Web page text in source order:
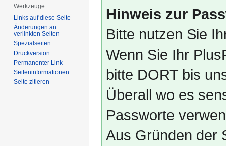
Hinweis zur
Bitte nutzen Sie
Wenn Sie Ihr
bitte DORT bis
Überall wo es
Passworte
Aus Gründen der
Werkzeuge
Links auf diese Seite
Änderungen an
verlinkten Seiten
Spezialseiten
Druckversion
Permanenter Link
Seiten­­informationen
Seite zitieren